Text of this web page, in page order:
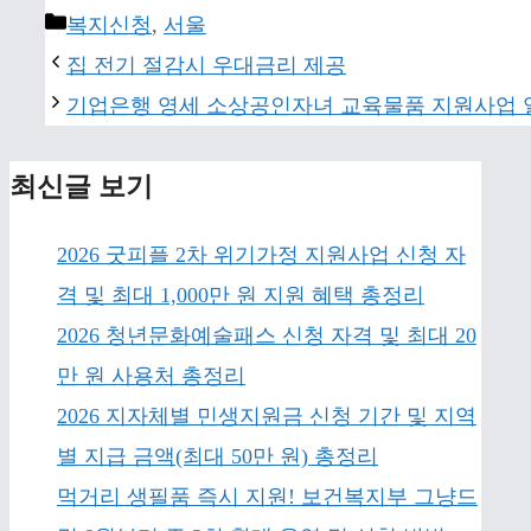
Categories
복지신청, 서울
집 전기 절감시 우대금리 제공
기업은행 영세 소상공인자녀 교육물품 지원사업
최신글 보기
2026 굿피플 2차 위기가정 지원사업 신청 자
격 및 최대 1,000만 원 지원 혜택 총정리
2026 청년문화예술패스 신청 자격 및 최대 20
만 원 사용처 총정리
2026 지자체별 민생지원금 신청 기간 및 지역
별 지급 금액(최대 50만 원) 총정리
먹거리 생필품 즉시 지원! 보건복지부 그냥드